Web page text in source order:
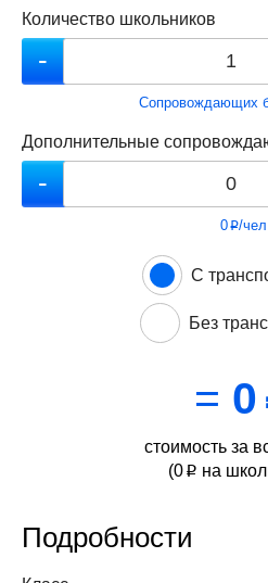
Количество школьников
Сопровождающих
Дополнительные
0p/чел
С
Без
= 0
стоимость за
(0 p на
Подробности